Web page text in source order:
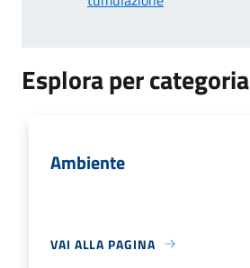
Esplora per categoria
Ambiente
VAI ALLA PAGINA